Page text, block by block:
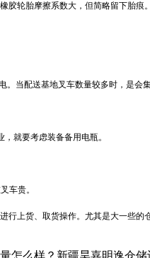
轮胎摩擦系数大，但简略留下胎痕
当配送基地叉车数量较多时，是会
就要考虑装备备用电瓶。
车贵。
上货、取货操作。尤其是大一些的
么样？新疆昊嘉明逸仓